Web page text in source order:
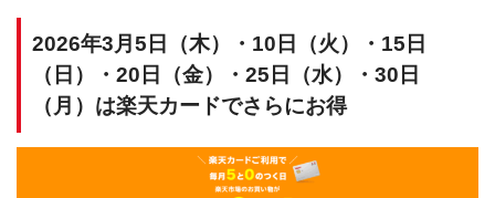
2026年3月5日（木）・10日（火）・15日
（日）・20日（金）・25日（水）・30日
（月）は楽天カードでさらにお得